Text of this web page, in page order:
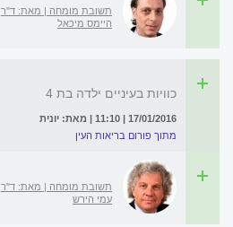
תשובת מומחה | מאת: ד"ר
היימס מיכאל
כוויות בעיניים ילדה בת 4
17/01/2016 | 11:10 | מאת: יונית
מתוך פורום בריאות העין
תשובת מומחה | מאת: ד"ר
עמי הירש